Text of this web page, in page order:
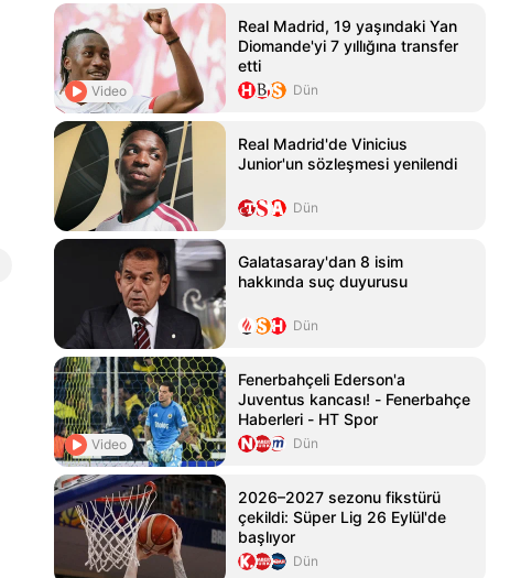
orduyorum.com 5
Video
Real Madrid, 19 yaşındaki Yan
Diomande'yi 7 yıllığına transfer
etti
Dün
Real Madrid'de Vinicius
Junior'un sözleşmesi yenilendi
Dün
Galatasaray'dan 8 isim
hakkında suç duyurusu
Dün
Video
Fenerbahçeli Ederson'a
Juventus kancası! - Fenerbahçe
Haberleri - HT Spor
Dün
2026–2027 sezonu fikstürü
çekildi: Süper Lig 26 Eylül'de
başlıyor
Dün